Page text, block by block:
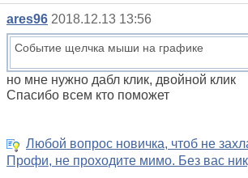
ares96 2018.12.13 13:56
Событие щелчка мыши на графике
но мне нужно дабл клик, двойной клик
Спасибо всем кто поможет
Любой вопрос новичка, чтоб не
Профи, не проходите мимо. Без вас